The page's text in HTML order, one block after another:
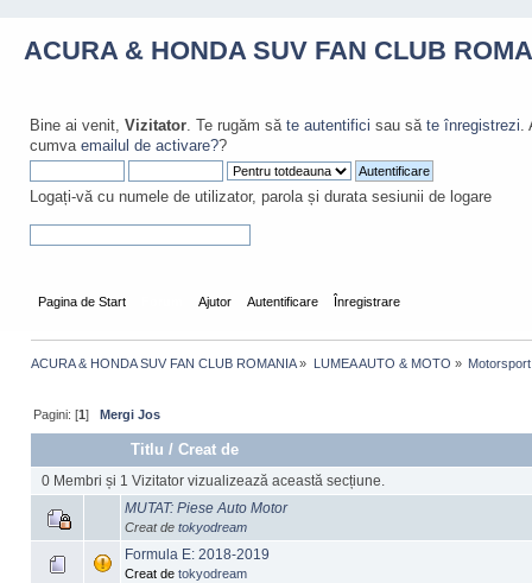
ACURA & HONDA SUV FAN CLUB
Bine ai venit, Vizitator. Te rugăm să te autentifici sau să te înregistrezi.
cumva emailul de activare??
Logați-vă cu numele de utilizator, parola și durata sesiunii de logare
Pagina de Start Ajutor Autentificare Înregistrare
ACURA & HONDA SUV FAN CLUB ROMANIA» LUMEA AUTO & MOTO » Motorsport
Pagini: [1]Mergi Jos
Titlu /Creat de
0 Membri și 1 Vizitator vizualizează această secțiune.
MUTAT: Piese Auto Motor
Creat de tokyodream
Formula E: 2018-2019
Creat de tokyodream